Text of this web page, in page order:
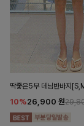
딱좋은5부 데님반바지
10%26,900 원